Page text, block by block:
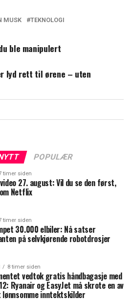
MUSK TEKNOLOGI
ble manipulert
lyd rett til ørene – uten
POPULÆR
timer siden
video 27. august: Vil du se den først,
Netflix
timer siden
30.000 elbiler: Nå satser
på selvkjørende robotdrosjer
8 timer siden
vedtok gratis håndbagasje med
Ryanair og EasyJet må skrote en av
lønnsomme inntektskilder